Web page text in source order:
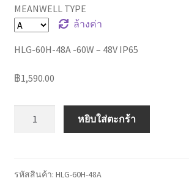
MEANWELL TYPE
ล้างค่า
HLG-60H-48A -60W – 48V IP65
฿1,590.00
series
หยิบใส่ตะกร้า
รหัสสินค้า: HLG-60H-48A